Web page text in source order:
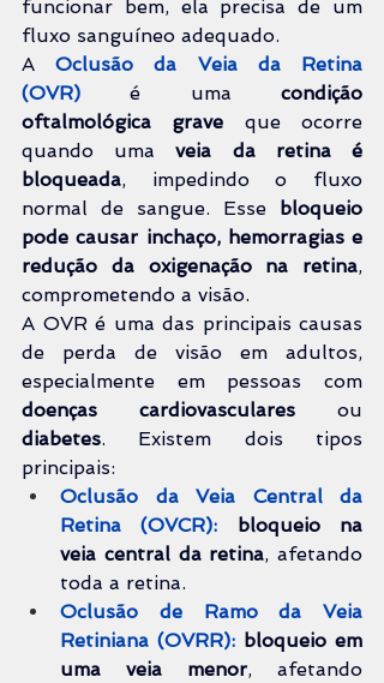
funcionar bem, ela precisa de um
fluxo sanguíneo adequado.
A Oclusão da Veia da Retina
(OVR) é uma condição
oftalmológica grave que ocorre
quando uma veia da retina é
bloqueada, impedindo o fluxo
normal de sangue. Esse bloqueio
pode causar inchaço, hemorragias e
redução da oxigenação na retina,
comprometendo a visão.
A OVR é uma das principais causas
de perda de visão em adultos,
doenças cardiovasculares
diabetes. Existem dois tipos
principais:
Oclusão da Veia Central da
Retina (OVCR):
bloqueio na
veia central da retina, afetando
toda a retina.
Oclusão de Ramo da Veia
Retiniana (OVRR): bloqueio em
uma veia menor, afetando